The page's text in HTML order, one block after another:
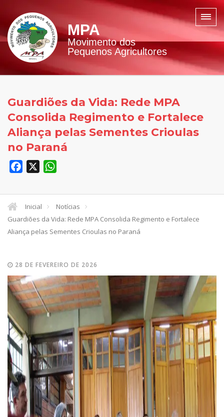
MPA
Movimento dos
Pequenos Agricultores
Guardiões da Vida: Rede MPA
Consolida Regimento e Fortalece
Aliança pelas Sementes Crioulas
no Paraná
Facebook
Inicial
Notícias
Guardiões da Vida: Rede MPA Consolida Regimento e Fortalece
Aliança pelas Sementes Crioulas no Paraná
28 DE FEVEREIRO DE 2026